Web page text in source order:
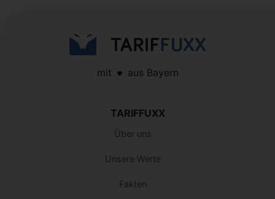
mit aus Bayern
TARIFFUXX
Über uns
Unsere Werte
Fakten